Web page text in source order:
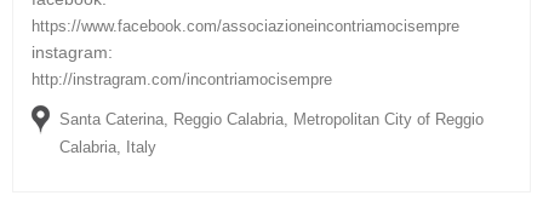
https://www.facebook.com/associazioneincontriamocisempre
instagram:
http://instragram.com/incontriamocisempre
Santa Caterina, Reggio Calabria, Metropolitan City of Reggio
Calabria, Italy